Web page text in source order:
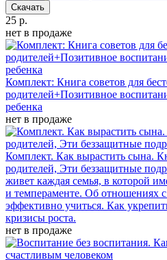
Скачать
25 р.
нет в продаже
Комплект: Книга советов для
родителей+Позитивное
ребенка
нет в продаже
Комплект. Как вырастить сына.
родителей, Эти беззащитные
живет каждая семья, в которой
и темпераменте. Об отношениях
эффективно учиться. Как
кризисы роста.
нет в продаже